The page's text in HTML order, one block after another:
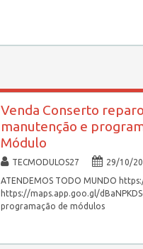
Venda Conserto reparo
manutenção e
Módulo
TECMODULOS27 29/10/
ATENDEMOS TODO MUNDO
https://maps.app.goo.gl/
programação de módulos